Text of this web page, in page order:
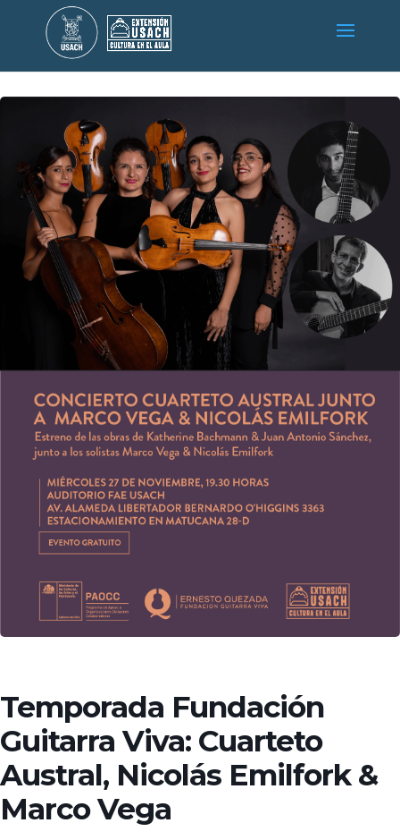
Temporada Fundación
Guitarra Viva: Cuarteto
Austral, Nicolás Emilfork &
Marco Vega